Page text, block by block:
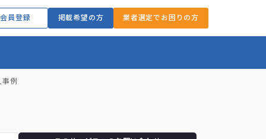
会員登録 掲載希望の方 業者選定でお困りの方
例